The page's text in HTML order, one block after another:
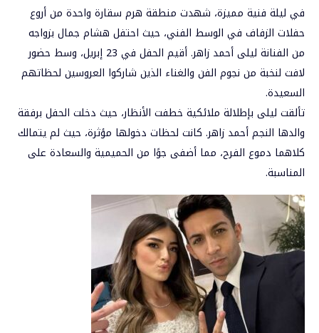
في ليلة فنية مميزة، شهدت منطقة هرم سقارة واحدة من أروع
حفلات الزفاف في الوسط الفني، حيث احتفل هشام جمال بزواجه
من الفنانة ليلى أحمد زاهر
. أقيم الحفل في 23 إبريل، وسط حضور
لافت لنخبة من نجوم الفن والغناء الذين شاركوا العروسين لحظاتهم
السعيدة.
تألقت ليلى بإطلالة ملائكية خطفت الأنظار، حيث دخلت الحفل برفقة
والدها النجم أحمد زاهر. كانت لحظات دخولها مؤثرة، حيث لم يتمالك
كلاهما دموع الفرح، مما أضفى جوًا من الحميمية والسعادة على
المناسبة.